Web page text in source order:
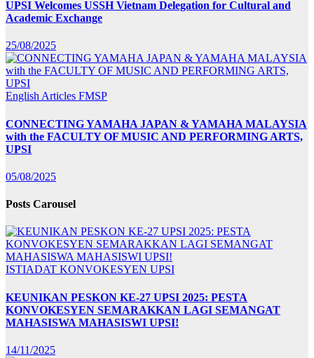
UPSI Welcomes USSH Vietnam Delegation for Cultural and
Academic Exchange
25/08/2025
English Articles FMSP
CONNECTING YAMAHA JAPAN & YAMAHA MALAYSIA
with the FACULTY OF MUSIC AND PERFORMING ARTS,
UPSI
05/08/2025
Posts Carousel
ISTIADAT KONVOKESYEN UPSI
KEUNIKAN PESKON KE-27 UPSI 2025: PESTA
KONVOKESYEN SEMARAKKAN LAGI SEMANGAT
MAHASISWA MAHASISWI UPSI!
14/11/2025